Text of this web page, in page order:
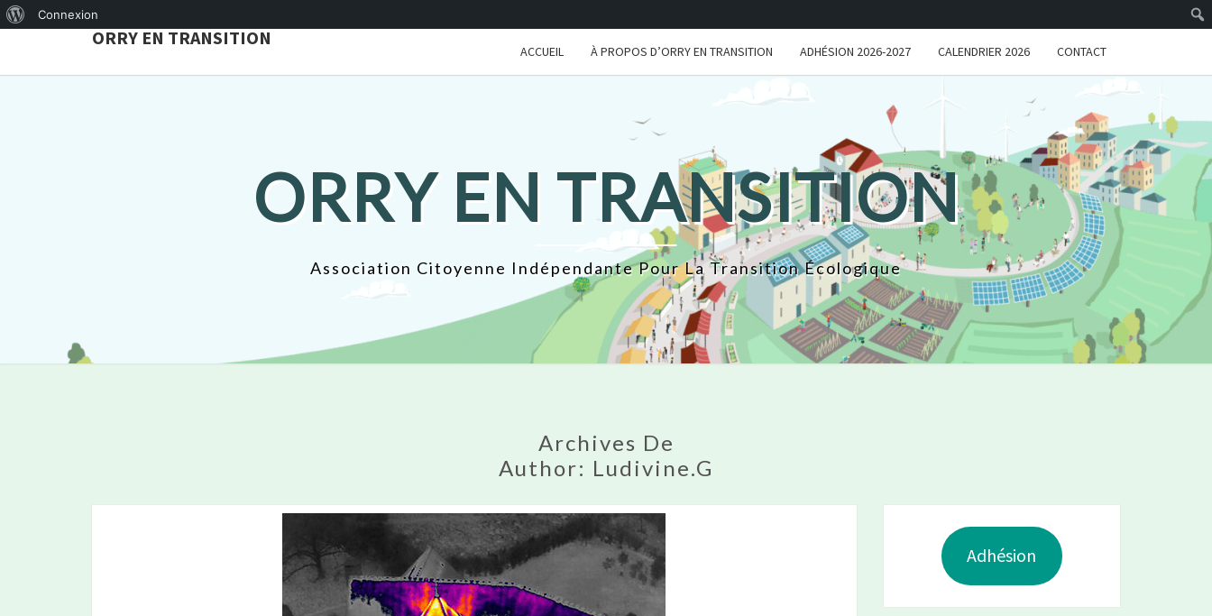
Connexion
ORRY EN TRANSITION
ACCUEIL À PROPOS D’ORRY EN TRANSITION ADHÉSION 2026-2027 CALENDRIER 2026 CONTACT
ORRY EN TRANSITION
Association Citoyenne Indépendante Pour La Transition Écologique
Archives De
Author: Ludivine.G
Adhésion